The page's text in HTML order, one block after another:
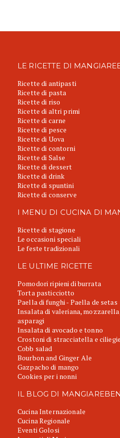
LE RICETTE DI
Ricette di antipasti
Ricette di pasta
Ricette di riso
Ricette di altri primi
Ricette di carne
Ricette di pesce
Ricette di Uova
Ricette di contorni
Ricette di Salse
Ricette di dessert
Ricette di drink
Ricette di spuntini
Ricette di conserve
I MENU DI CUCINA DI
Ricette di stagione
Le occasioni speciali
Le feste tradizionali
LE ULTIME RICETTE
Pomodori ripieni di burrata
Torta pasticciotto
Paella di funghi - Paella de setas
Insalata di valeriana,
asparagi
Insalata di avocado e tonno
Crostoni di stracciatella e ciliegie
Cobb salad
Bourbon and Ginger Ale
Gazpacho di mango
Cookies per i nonni
IL BLOG DI
Cucina Internazionale
Cucina Regionale
Eventi Golosi